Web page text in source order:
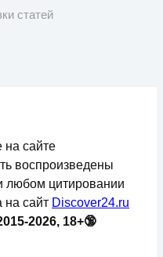
статей
на сайте
воспроизведены
цитировании
на сайт Discover24.ru
2026, 18+🔞